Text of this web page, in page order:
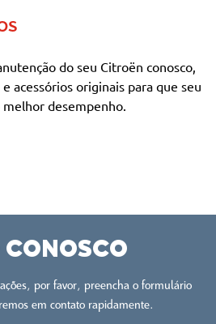
do seu Citroën conosco,
acessórios originais para que seu
desempenho.
CONOSCO
por favor, preencha o formulário
em contato rapidamente.